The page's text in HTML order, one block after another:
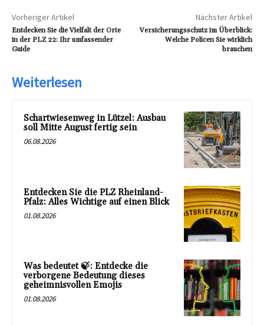
Vorheriger Artikel
Entdecken Sie die Vielfalt der Orte
in der PLZ 22: Ihr umfassender
Guide
Nächster Artikel
Versicherungsschutz im Überblick:
Welche Policen Sie wirklich
brauchen
Weiterlesen
Schartwiesenweg in Lützel: Ausbau
soll Mitte August fertig sein
06.08.2026
Entdecken Sie die PLZ Rheinland-
Pfalz: Alles Wichtige auf einen Blick
01.08.2026
Was bedeutet 🍃: Entdecke die
verborgene Bedeutung dieses
geheimnisvollen Emojis
01.08.2026